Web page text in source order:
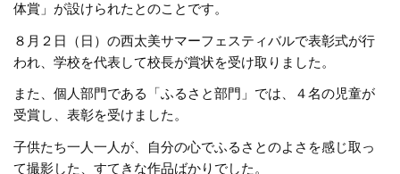
体賞」が設けられたとのことです。
８月２日（日）の西太美サマーフェスティバルで表彰式が行
われ、学校を代表して校長が賞状を受け取りました。
また、個人部門である「ふるさと部門」では、４名の児童が
受賞し、表彰を受けました。
子供たち一人一人が、自分の心でふるさとのよさを感じ取っ
て撮影した、すてきな作品ばかりでした。